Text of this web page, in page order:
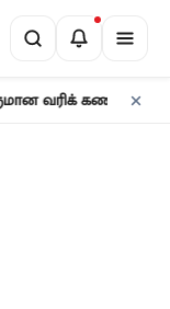
கணக்குத் தாக்கல்: